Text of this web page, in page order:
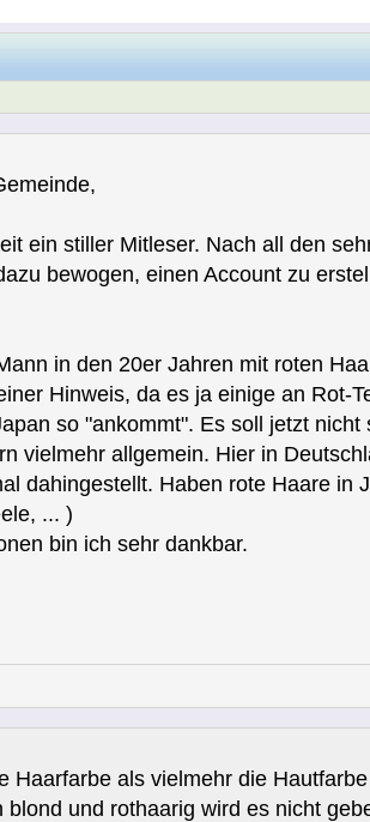
ein stiller Mitleser. Nach all den
bewogen, einen Account zu
in den 20er Jahren mit roten
Hinweis, da es ja einige an Rot-
so "ankommt". Es soll jetzt
vielmehr allgemein. Hier in
dahingestellt. Haben rote Haare
... )
bin ich sehr dankbar.
Haarfarbe als vielmehr die
blond und rothaarig wird es nicht